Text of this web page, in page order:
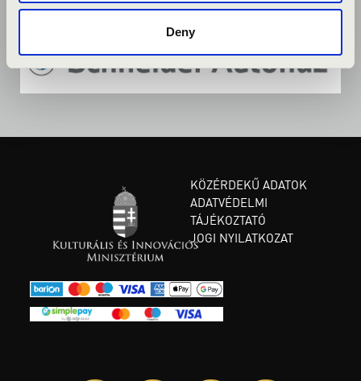
Deny
KÖZÉRDEKŰ ADATOK
ADATVÉDELMI
TÁJÉKOZTATÓ
JOGI NYILATKOZAT